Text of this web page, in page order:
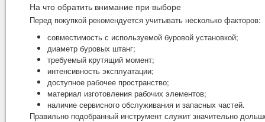
На что обратить внимание при выборе
Перед покупкой рекомендуется учитывать несколько факторов:
совместимость с используемой буровой установкой;
диаметр буровых штанг;
требуемый крутящий момент;
интенсивность эксплуатации;
доступное рабочее пространство;
материал изготовления рабочих элементов;
наличие сервисного обслуживания и запасных частей.
Правильно подобранный инструмент служит значительно